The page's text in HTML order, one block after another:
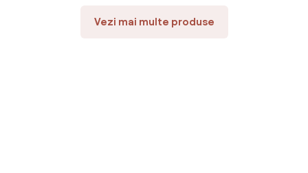
Vezi mai multe produse